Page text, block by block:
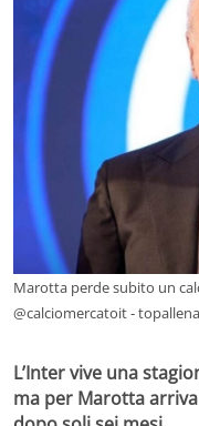
Marotta perde subito un
@calciomercatoit -
L’Inter vive una
ma per Marotta